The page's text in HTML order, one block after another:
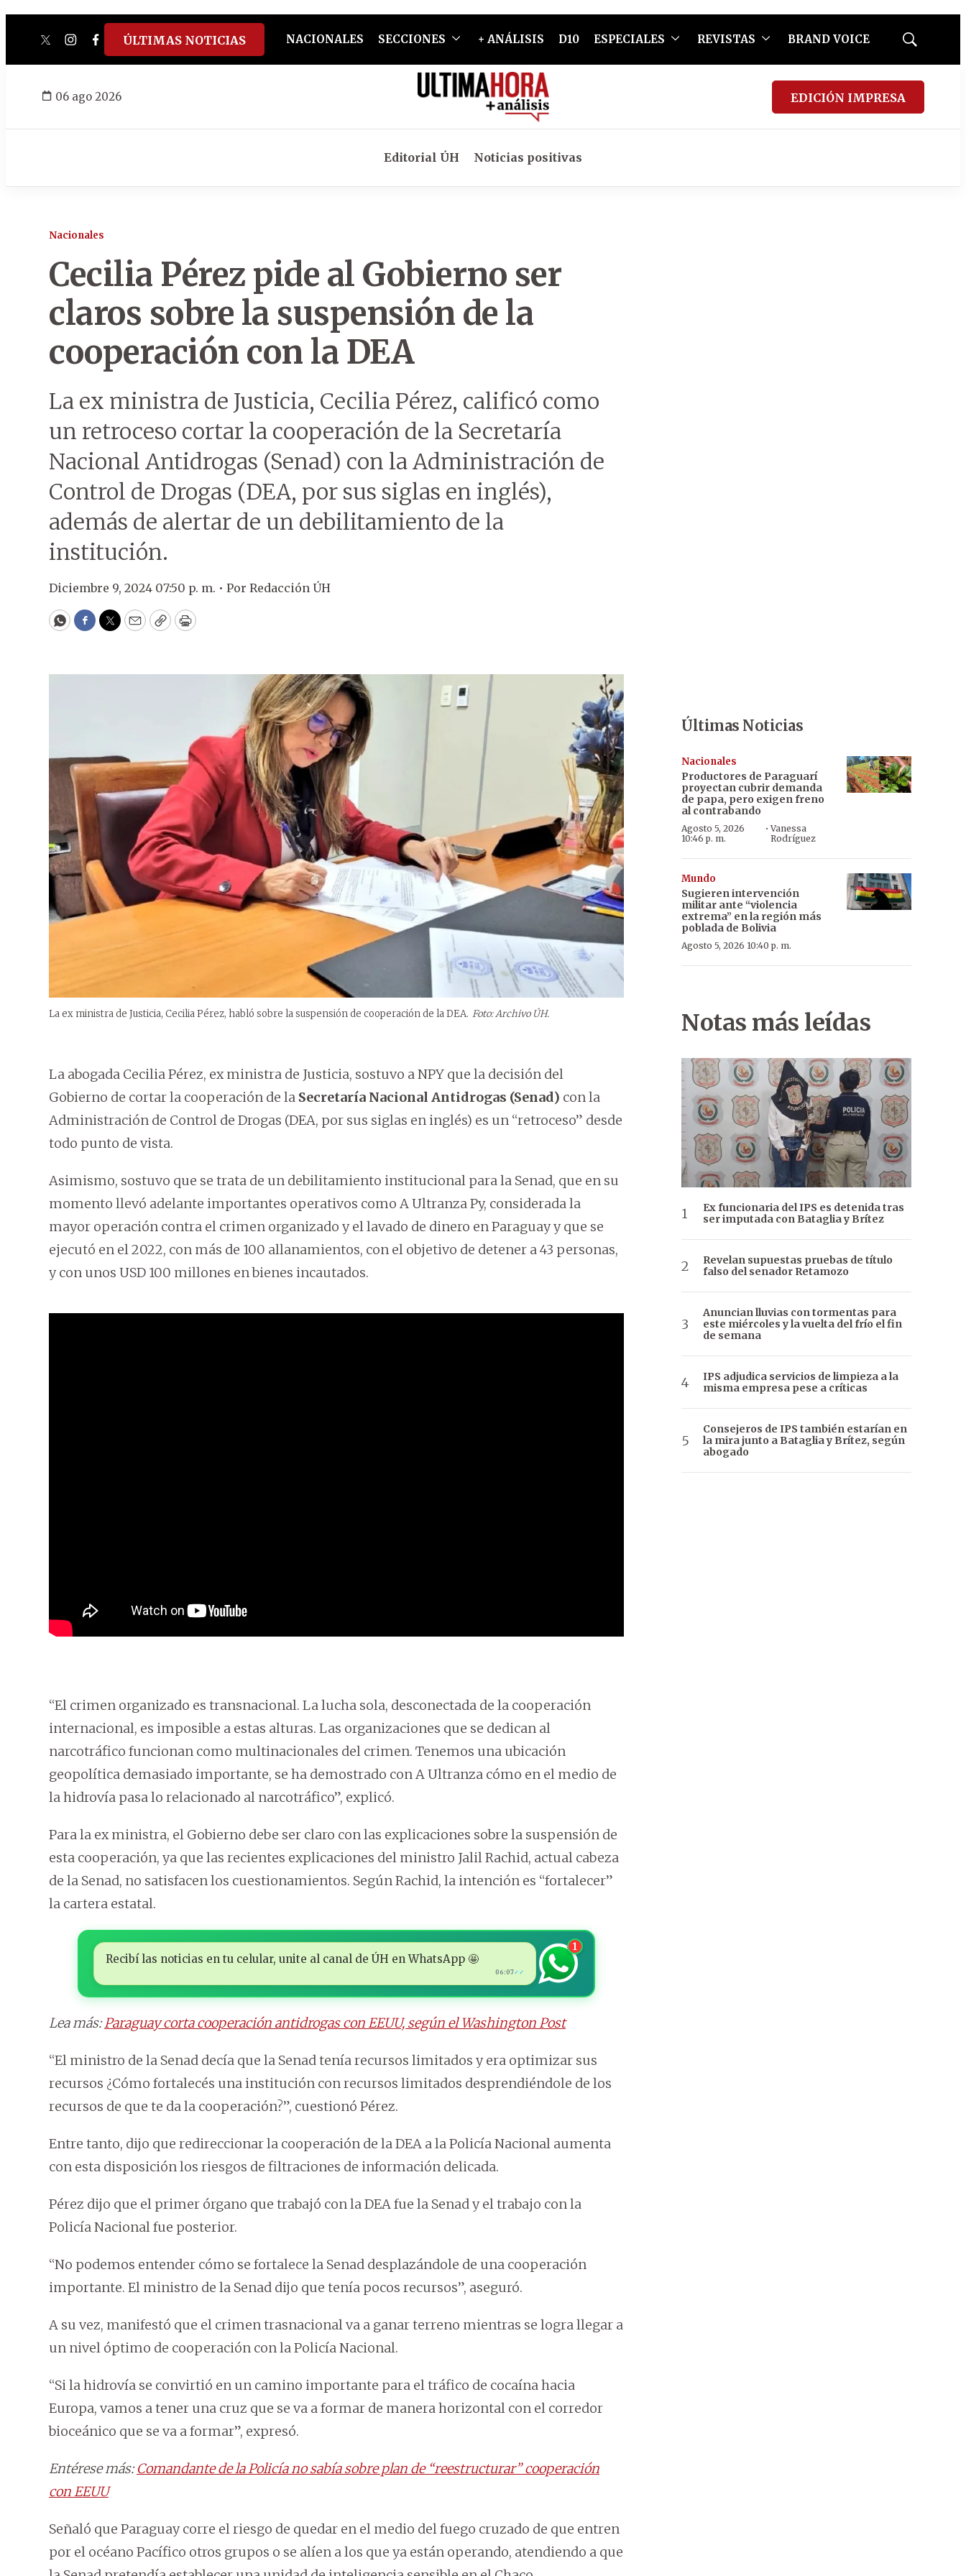
twitterinstagram
facebook
tiktokyoutube
spotify
ÚLTIMAS NOTICIAS NACIONALES SECCIONES + ANÁLISIS D10 ESPECIALES REVISTAS BRAND VOICE
Mostrar
06 ago 2026 EDICIÓN IMPRESA
Editorial ÚH Noticias positivas
Nacionales
Cecilia Pérez pide al Gobierno ser
claros sobre la suspensión de la
cooperación con la DEA
La ex ministra de Justicia, Cecilia Pérez, calificó como
un retroceso cortar la cooperación de la Secretaría
Nacional Antidrogas (Senad) con la Administración de
Control de Drogas (DEA, por sus siglas en inglés),
además de alertar de un debilitamiento de la
institución.
Diciembre 9, 2024 07:50 p. m. • Por Redacción ÚH
WhatsApp
Facebook
Twitter
EmailCopyPrint
La ex ministra de Justicia, Cecilia Pérez, habló sobre la suspensión de cooperación de la DEA. Foto: Archivo ÚH.
La abogada Cecilia Pérez, ex ministra de Justicia, sostuvo a NPY que la decisión del
Gobierno de cortar la cooperación de la Secretaría Nacional Antidrogas (Senad) con la
Administración de Control de Drogas (DEA, por sus siglas en inglés) es un “retroceso” desde
todo punto de vista.
Asimismo, sostuvo que se trata de un debilitamiento institucional para la Senad, que en su
momento llevó adelante importantes operativos como A Ultranza Py, considerada la
mayor operación contra el crimen organizado y el lavado de dinero en Paraguay y que se
ejecutó en el 2022, con más de 100 allanamientos, con el objetivo de detener a 43 personas,
y con unos USD 100 millones en bienes incautados.
“El crimen organizado es transnacional. La lucha sola, desconectada de la cooperación
internacional, es imposible a estas alturas. Las organizaciones que se dedican al
narcotráfico funcionan como multinacionales del crimen. Tenemos una ubicación
geopolítica demasiado importante, se ha demostrado con A Ultranza cómo en el medio de
la hidrovía pasa lo relacionado al narcotráfico”, explicó.
Para la ex ministra, el Gobierno debe ser claro con las explicaciones sobre la suspensión de
esta cooperación, ya que las recientes explicaciones del ministro Jalil Rachid, actual cabeza
de la Senad, no satisfacen los cuestionamientos. Según Rachid, la intención es “fortalecer”
la cartera estatal.
Recibí las noticias en tu celular, unite al canal de ÚH en WhatsApp 🤩
06:07✓✓
1
Lea más:Paraguay corta cooperación antidrogas con EEUU, según el Washington Post
“El ministro de la Senad decía que la Senad tenía recursos limitados y era optimizar sus
recursos ¿Cómo fortalecés una institución con recursos limitados desprendiéndole de los
recursos de que te da la cooperación?”, cuestionó Pérez.
Entre tanto, dijo que redireccionar la cooperación de la DEA a la Policía Nacional aumenta
con esta disposición los riesgos de filtraciones de información delicada.
Pérez dijo que el primer órgano que trabajó con la DEA fue la Senad y el trabajo con la
Policía Nacional fue posterior.
“No podemos entender cómo se fortalece la Senad desplazándole de una cooperación
importante. El ministro de la Senad dijo que tenía pocos recursos”, aseguró.
A su vez, manifestó que el crimen trasnacional va a ganar terreno mientras se logra llegar a
un nivel óptimo de cooperación con la Policía Nacional.
“Si la hidrovía se convirtió en un camino importante para el tráfico de cocaína hacia
Europa, vamos a tener una cruz que se va a formar de manera horizontal con el corredor
bioceánico que se va a formar”, expresó.
Entérese más:Comandante de la Policía no sabía sobre plan de “reestructurar” cooperación
con EEUU
Señaló que Paraguay corre el riesgo de quedar en el medio del fuego cruzado de que entren
por el océano Pacífico otros grupos o se alíen a los que ya están operando, atendiendo a que
Últimas Noticias
Nacionales
Productores de Paraguarí
proyectan cubrir demanda
de papa, pero exigen freno
al contrabando
Agosto 5, 2026
10:46 p. m.
·Vanessa
Rodríguez
Mundo
Sugieren intervención
militar ante “violencia
extrema” en la región más
poblada de Bolivia
Agosto 5, 2026 10:40 p. m.
Notas más leídas
Ex funcionaria del IPS es detenida tras
ser imputada con Bataglia y Brítez
Revelan supuestas pruebas de título
falso del senador Retamozo
Anuncian lluvias con tormentas para
este miércoles y la vuelta del frío el fin
de semana
IPS adjudica servicios de limpieza a la
misma empresa pese a críticas
Consejeros de IPS también estarían en
la mira junto a Bataglia y Brítez, según
abogado